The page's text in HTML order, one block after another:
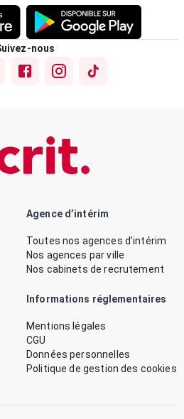
nous
Agence d’intérim
Toutes nos agences d’intérim
Nos agences par ville
Nos cabinets de recrutement
Informations réglementaires
Mentions légales
CGU
Données personnelles
Politique de gestion des cookies